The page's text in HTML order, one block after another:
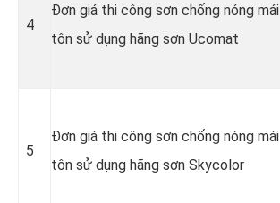
4
Đơn giá thi công sơn chống nóng mái
tôn sử dụng hãng sơn Ucomat
5
Đơn giá thi công sơn chống nóng mái
tôn sử dụng hãng sơn Skycolor